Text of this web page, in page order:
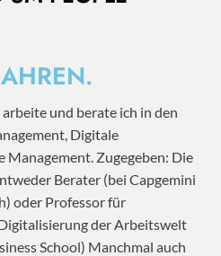
und berate ich in den
Digitale
Management. Zugegeben: Die
Berater (bei Capgemini
oder Professor für
der Arbeitswelt
School) Manchmal auch